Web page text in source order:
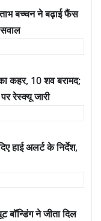
बच्चन ने बढ़ाई फैंस
कहर, 10 शव बरामद;
रेस्क्यू जारी
हाई अलर्ट के निर्देश,
बॉन्डिंग ने जीता दिल